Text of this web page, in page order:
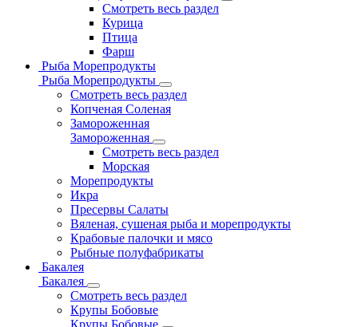
Смотреть весь раздел
Курица
Птица
Фарш
Рыба Морепродукты
Рыба Морепродукты
Смотреть весь раздел
Копченая Соленая
Замороженная
Замороженная
Смотреть весь раздел
Морская
Морепродукты
Икра
Пресервы Салаты
Вяленая, сушеная рыба и морепродукты
Крабовые палочки и мясо
Рыбные полуфабрикаты
Бакалея
Бакалея
Смотреть весь раздел
Крупы Бобовые
Крупы Бобовые